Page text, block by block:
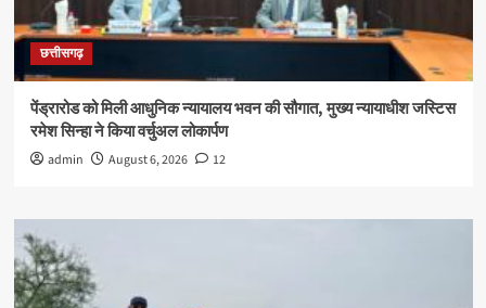
छत्तीसगढ़
पेंड्रारोड को मिली आधुनिक न्यायालय भवन की सौगात, मुख्य न्यायाधीश जस्टिस
रमेश सिन्हा ने किया वर्चुअल लोकार्पण
admin August 6, 2026 12